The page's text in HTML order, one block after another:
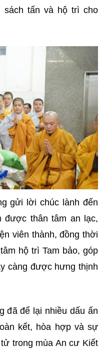
sách tấn và hộ trì cho
gửi lời chúc lành đến
được thân tâm an lạc,
viên thành, đồng thời
hộ trì Tam bảo, góp
càng được hưng thịnh
đã để lại nhiều dấu ấn
kết, hòa hợp và sự
trong mùa An cư Kiết